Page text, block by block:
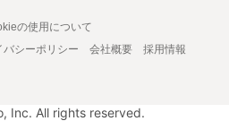
の使用について
バシーポリシー 会社概要
採用情報
Inc. All rights reserved.